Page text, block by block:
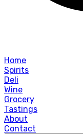
Home
Spirits
Deli
Wine
Grocery
Tastings
About
Contact